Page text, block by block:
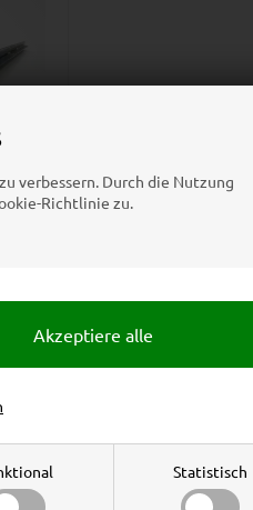
verbessern. Durch die Nutzung
Richtlinie zu.
Statistisch